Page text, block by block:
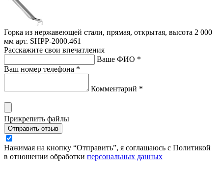
Горка из нержавеющей стали, прямая, открытая, высота 2 000
мм арт. SHPP-2000.461
Расскажите свои впечатления
Ваше ФИО *
Ваш номер телефона *
Комментарий *
Прикрепить файлы
Отправить отзыв
Нажимая на кнопку “Отправить”, я соглашаюсь с Политикой
в отношении обработки персональных данных